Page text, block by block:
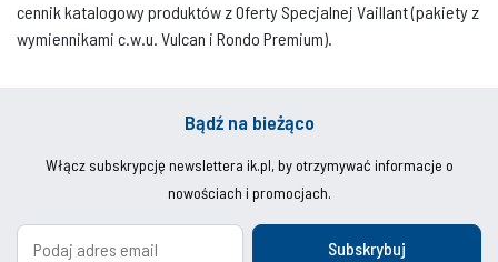
cennik katalogowy produktów z Oferty Specjalnej Vaillant (pakiety z
wymiennikami c.w.u. Vulcan i Rondo Premium).
Bądź na bieżąco
Włącz subskrypcję newslettera ik.pl, by otrzymywać informacje o
nowościach i promocjach.
Subskrybuj